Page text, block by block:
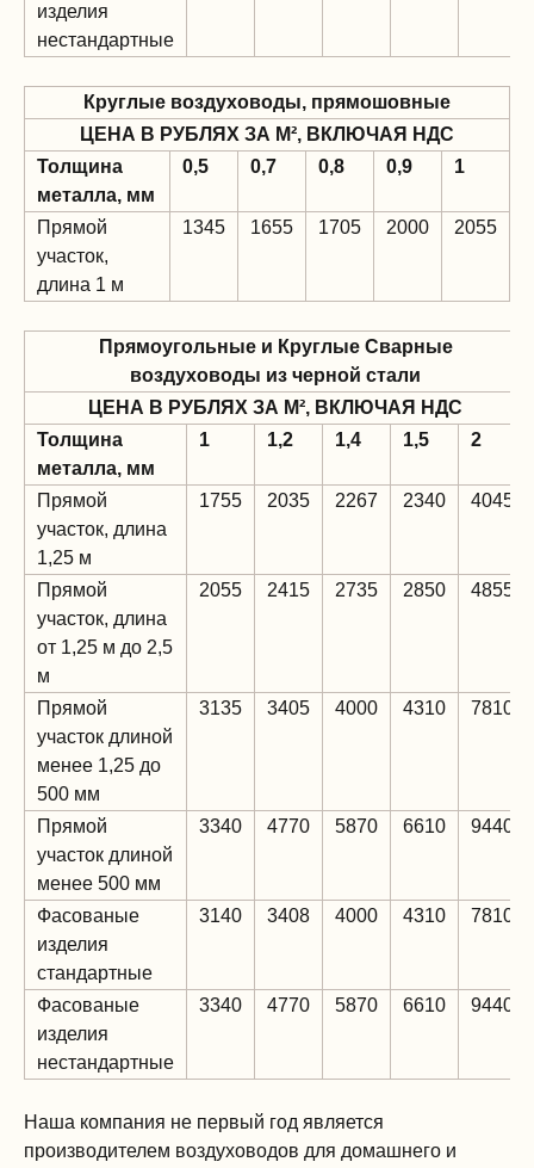
изделия
нестандартные
Круглые воздуховоды, прямошовные
ЦЕНА В РУБЛЯХ ЗА М², ВКЛЮЧАЯ НДС
Толщина
металла, мм
0,5 0,7 0,8 0,9 1
Прямой
участок,
длина 1 м
1345 1655 1705 2000 2055
Прямоугольные и Круглые Сварные
воздуховоды из черной стали
ЦЕНА В РУБЛЯХ ЗА М², ВКЛЮЧАЯ НДС
Толщина
металла, мм
1 1,2 1,4 1,5 2
Прямой
участок, длина
1,25 м
1755 2035 2267 2340 4045
Прямой
участок, длина
от 1,25 м до 2,5
м
2055 2415 2735 2850 4855
Прямой
участок длиной
менее 1,25 до
500 мм
3135 3405 4000 4310 7810
Прямой
участок длиной
менее 500 мм
3340 4770 5870 6610 9440
Фасованые
изделия
стандартные
3140 3408 4000 4310 7810
Фасованые
изделия
нестандартные
3340 4770 5870 6610 9440
Наша компания не первый год является
производителем воздуховодов для домашнего и